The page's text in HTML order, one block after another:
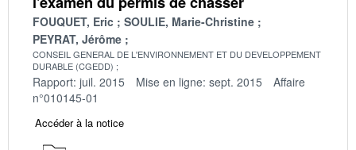
FOUQUET, Eric
SOULIE, Marie-Christine
PEYRAT, Jérôme
CONSEIL GENERAL DE L'ENVIRONNEMENT ET DU DEVELOPPEMENT
DURABLE (CGEDD)
Rapport: juil. 2015 Mise en ligne: sept. 2015
Affaire
n°010145-01
Accéder à la notice